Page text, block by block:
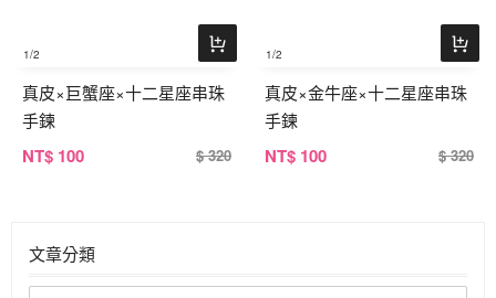
1/2
真皮×巨蟹座×十二星座串珠
手鍊
NT$ 100 $ 320
1/2
真皮×金牛座×十二星座串珠
手鍊
NT$ 100 $ 320
文章分類